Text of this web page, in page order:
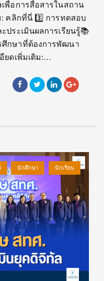
พื่อการสื่อสารในสถาน
: คลิกที่นี่ 3️⃣ การทดสอบ
ประเมินผลการเรียนรู้📚
ศึกษาที่ต้องการพัฒนา
ยดเพิ่มเติม:…
นักศึกษา นักเรียน